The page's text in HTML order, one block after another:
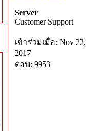
Server
Customer Support
เข้าร่วมเมื่อ: Nov 22,
2017
ตอบ: 9953